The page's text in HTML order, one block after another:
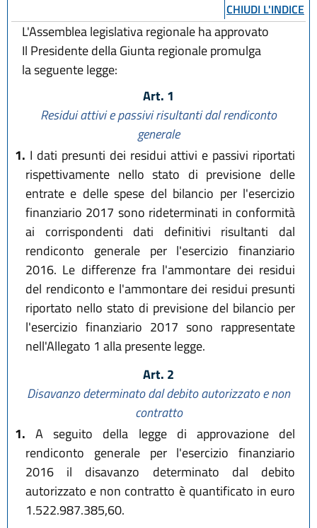
CHIUDI L'INDICE
L'Assemblea legislativa regionale ha approvato
Il Presidente della Giunta regionale promulga
la seguente legge:
Art. 1
Residui attivi e passivi risultanti dal rendiconto
generale
1. I dati presunti dei residui attivi e passivi riportati
rispettivamente nello stato di previsione delle
entrate e delle spese del bilancio per l'esercizio
finanziario 2017 sono rideterminati in conformità
ai corrispondenti dati definitivi risultanti dal
rendiconto generale per l'esercizio finanziario
2016. Le differenze fra l'ammontare dei residui
del rendiconto e l'ammontare dei residui presunti
riportato nello stato di previsione del bilancio per
l'esercizio finanziario 2017 sono rappresentate
nell'Allegato 1 alla presente legge.
Art. 2
Disavanzo determinato dal debito autorizzato e non
contratto
1. A seguito della legge di approvazione del
rendiconto generale per l'esercizio finanziario
2016 il disavanzo determinato dal debito
autorizzato e non contratto è quantificato in euro
1.522.987.385,60.